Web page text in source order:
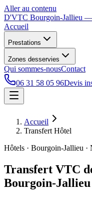
Aller au contenu
D'VTC Bourgoin-Jallieu —
Accueil
Prestations
Zones desservies
Qui sommes-nousContact
06 31 58 05 96Devis
Accueil
Transfert Hôtel
Hôtels · Bourgoin-Jallieu ·
Transfert VTC
Bourgoin-